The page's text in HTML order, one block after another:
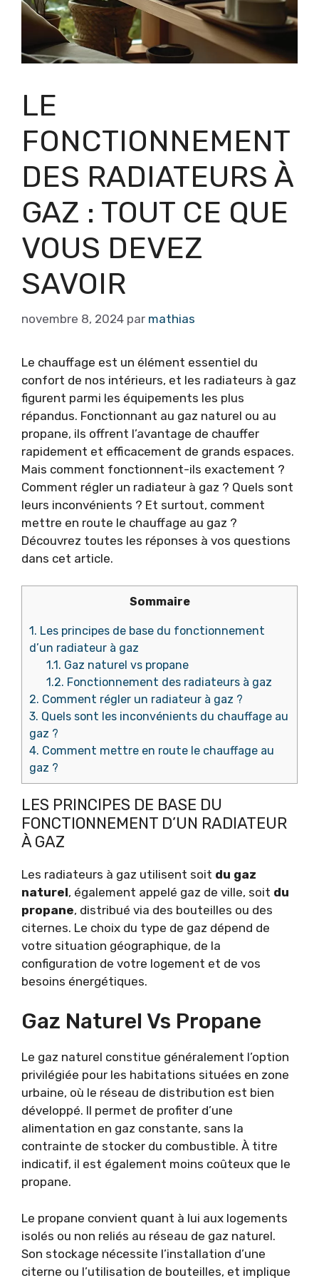
LE
FONCTIONNEMENT
DES RADIATEURS À
GAZ : TOUT CE QUE
VOUS DEVEZ
SAVOIR
novembre 8, 2024 par mathias
Le chauffage est un élément essentiel du
confort de nos intérieurs, et les radiateurs à gaz
figurent parmi les équipements les plus
répandus. Fonctionnant au gaz naturel ou au
propane, ils offrent l’avantage de chauffer
rapidement et efficacement de grands espaces.
Mais comment fonctionnent-ils exactement ?
Comment régler un radiateur à gaz ? Quels sont
leurs inconvénients ? Et surtout, comment
mettre en route le chauffage au gaz ?
Découvrez toutes les réponses à vos questions
dans cet article.
Sommaire
1. Les principes de base du fonctionnement
d’un radiateur à gaz
1.1. Gaz naturel vs propane
1.2. Fonctionnement des radiateurs à gaz
2. Comment régler un radiateur à gaz ?
3. Quels sont les inconvénients du chauffage au
gaz ?
4. Comment mettre en route le chauffage au
gaz ?
LES PRINCIPES DE BASE DU
FONCTIONNEMENT D’UN RADIATEUR
À GAZ
Les radiateurs à gaz utilisent soit du gaz
naturel, également appelé gaz de ville, soit du
propane, distribué via des bouteilles ou des
citernes. Le choix du type de gaz dépend de
votre situation géographique, de la
configuration de votre logement et de vos
besoins énergétiques.
Gaz Naturel Vs Propane
Le gaz naturel constitue généralement l’option
privilégiée pour les habitations situées en zone
urbaine, où le réseau de distribution est bien
développé. Il permet de profiter d’une
alimentation en gaz constante, sans la
contrainte de stocker du combustible. À titre
indicatif, il est également moins coûteux que le
propane.
Le propane convient quant à lui aux logements
isolés ou non reliés au réseau de gaz naturel.
Son stockage nécessite l’installation d’une
citerne ou l’utilisation de bouteilles, et implique